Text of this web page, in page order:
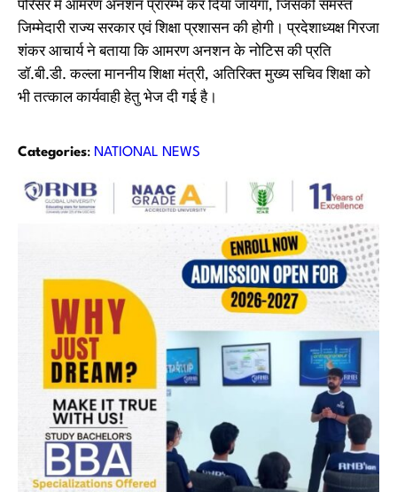
परिसर में आमरण अनशन प्रारम्भ कर दिया जायेगा, जिसकी समस्त
जिम्मेदारी राज्य सरकार एवं शिक्षा प्रशासन की होगी। प्रदेशाध्यक्ष गिरजा
शंकर आचार्य ने बताया कि आमरण अनशन के नोटिस की प्रति
डॉ.बी.डी. कल्ला माननीय शिक्षा मंत्री, अतिरिक्त मुख्य सचिव शिक्षा को
भी तत्काल कार्यवाही हेतु भेज दी गई है।
Categories: NATIONAL NEWS